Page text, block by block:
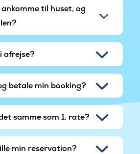
til huset, og
afrejse?
betale min booking?
samme som 1. rate?
min reservation?